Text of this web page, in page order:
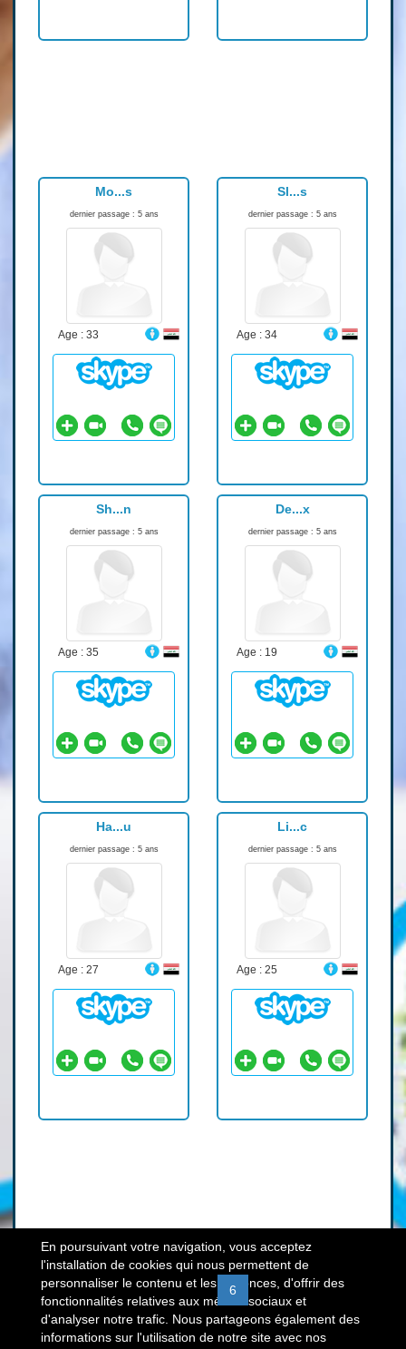
Mo...s
dernier passage : 5 ans
Age : 33
Sl...s
dernier passage : 5 ans
Age : 34
Sh...n
dernier passage : 5 ans
Age : 35
De...x
dernier passage : 5 ans
Age : 19
Ha...u
dernier passage : 5 ans
Age : 27
Li...c
dernier passage : 5 ans
Age : 25
« 1 2 3 4 5 6 7 8 9
10 »
En poursuivant votre navigation, vous acceptez
l'installation de cookies qui nous permettent de
personnaliser le contenu et les annonces, d'offrir des
fonctionnalités relatives aux médias sociaux et
d'analyser notre trafic. Nous partageons également des
informations sur l'utilisation de notre site avec nos